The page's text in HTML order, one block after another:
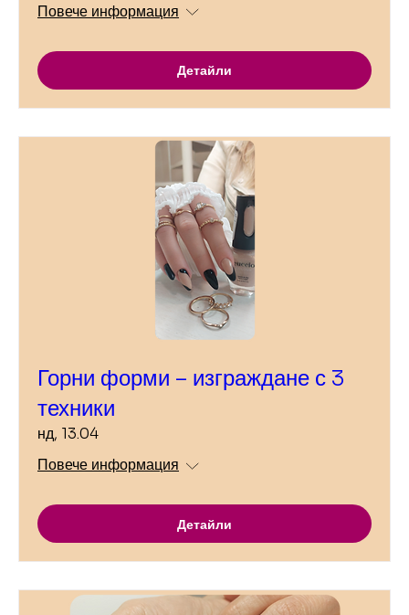
Повече информация
Детайли
Горни форми – изграждане с 3
техники
нд, 13.04
Повече информация
Детайли